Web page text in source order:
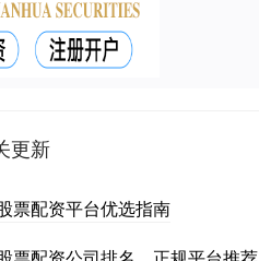
更新
票配资平台优选指南